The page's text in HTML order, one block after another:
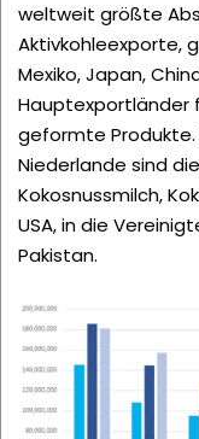
weltweit größte
Aktivkohleexporte,
Mexiko, Japan,
Hauptexportländer
geformte Produkte.
Niederlande sind
Kokosnussmilch,
USA, in die
Pakistan.